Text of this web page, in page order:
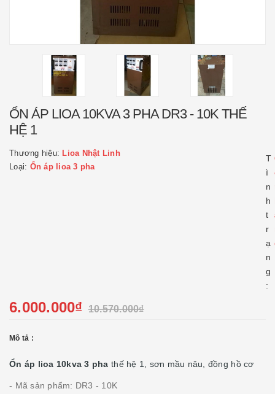
ỔN ÁP LIOA 10KVA 3 PHA DR3 - 10K THẾ
HỆ 1
Thương hiệu: Lioa Nhật Linh
Loại: Ổn áp lioa 3 pha
T
ì
n
h
t
r
ạ
n
g
:
6.000.000₫ 10.570.000₫
Mô tả :
Ổn áp lioa 10kva 3 pha thế hệ 1, sơn mầu nâu, đồng hồ cơ
- Mã sản phẩm: DR3 - 10K